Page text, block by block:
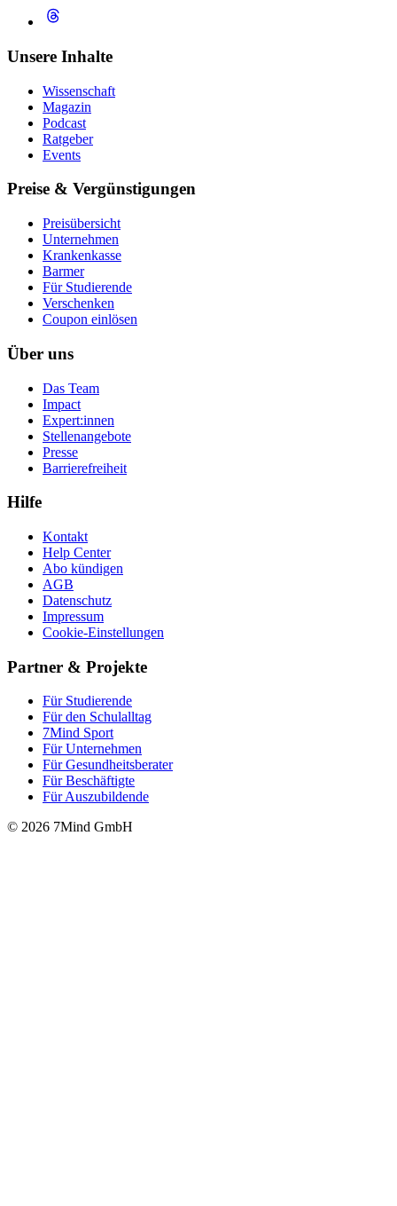
Unsere Inhalte
Wissenschaft
Magazin
Podcast
Ratgeber
Events
Preise & Vergünstigungen
Preisübersicht
Unternehmen
Krankenkasse
Barmer
Für Studierende
Ver­schen­ken
Coupon einlösen
Über uns
Das Team
Impact
Expert:innen
Stellenangebote
Presse
Barrierefreiheit
Hilfe
Kontakt
Help Center
Abo kündigen
AGB
Datenschutz
Impressum
Cookie-Einstellungen
Partner & Projekte
Für Stu­die­rende
Für den Schulalltag
7Mind Sport
Für Unter­neh­men
Für Gesund­heits­be­ra­ter
Für Beschäftigte
Für Auszubildende
© 2026 7Mind GmbH